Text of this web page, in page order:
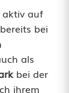
aktiv auf
bei
als
bei der
ihrem